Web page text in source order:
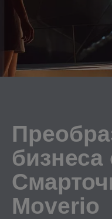
бизнеса
Moverio